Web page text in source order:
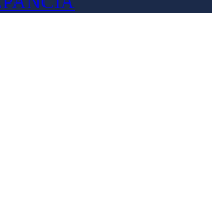
de Occidente y del Sur